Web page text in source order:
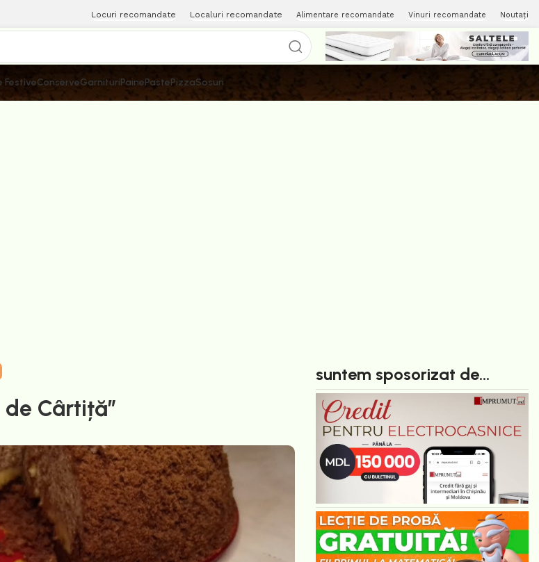
Locuri recomandate Localuri recomandate Alimentare recomandate Vinuri recomandate Noutați
FestiveConserveGarnituriPainePastePizzaSosuri
de Cârtiță”
suntem sposorizat de...